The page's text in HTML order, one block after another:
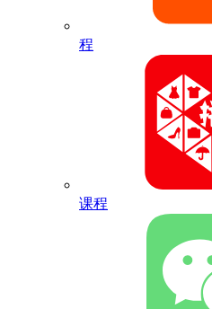
程
课程